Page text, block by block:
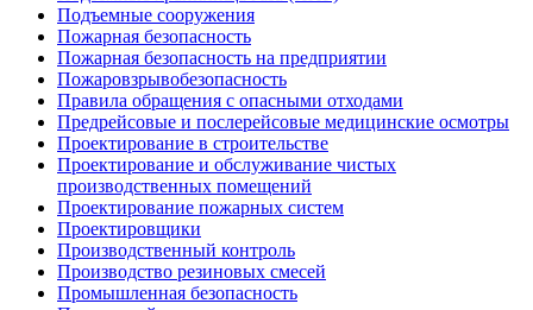
Подъемные сооружения
Пожарная безопасность
Пожарная безопасность на предприятии
Пожаровзрывобезопасность
Правила обращения с опасными отходами
Предрейсовые и послерейсовые медицинские осмотры
Проектирование в строительстве
Проектирование и обслуживание чистых
производственных помещений
Проектирование пожарных систем
Проектировщики
Производственный контроль
Производство резиновых смесей
Промышленная безопасность